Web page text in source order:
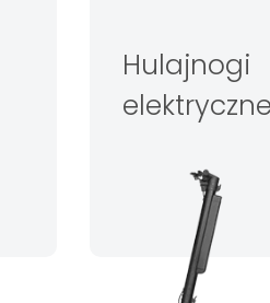
Hulajnogi
elektryczne